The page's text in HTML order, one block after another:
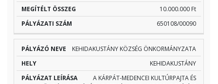
10.000.000 Ft
650108/00090
KEHIDAKUSTÁNY KÖZSÉG ÖNKORMÁNYZATA
KEHIDAKUSTÁNY
A KÁRPÁT-MEDENCEI KULTÚRPAJTA ÉS